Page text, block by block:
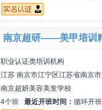
南京超研——美甲培训
职业认证类培训机构
江苏 南京市江宁区江苏省南京
南京超妍美容美发学校
4个班 最近开班时间： 循环开班